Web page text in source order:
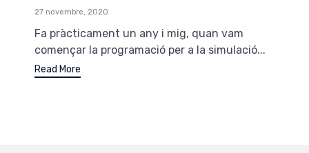
27 novembre, 2020
Fa pràcticament un any i mig, quan vam
començar la programació per a la simulació...
Read More